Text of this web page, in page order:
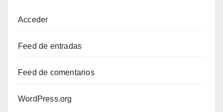
Acceder
Feed de entradas
Feed de comentarios
WordPress.org